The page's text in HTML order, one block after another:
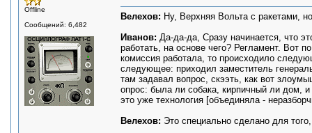
Offline
Сообщений: 6,482
Велехов: Ну, Верхняя Вольта с ракетами,
Иванов: Да-да-да, Сразу начинается, что
работать, на основе чего? Регламент. Вот
комиссия работала, то происходило
следующее: приходил заместитель
там задавал вопрос, скээть, как вот
опрос: была ли собака, кирпичный ли дом,
это уже технология [объединяла -
Велехов: Это специально сделано для